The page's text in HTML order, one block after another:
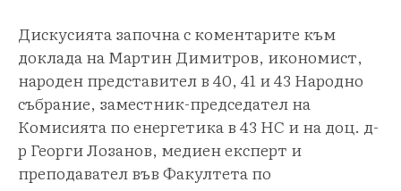
Дискусията започна с коментарите към
доклада на Мартин Димитров, икономист,
народен представител в 40, 41 и 43 Народно
събрание, заместник-председател на
Комисията по енергетика в 43 НС и на доц. д-
р Георги Лозанов, медиен експерт и
преподавател във Факултета по